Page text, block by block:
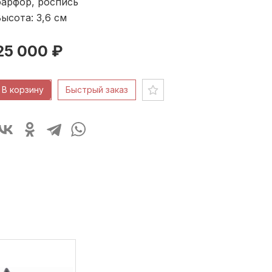
3,6 см
000 ₽
В корзину Быстрый заказ